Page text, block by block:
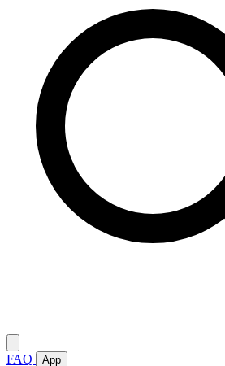
FAQ App